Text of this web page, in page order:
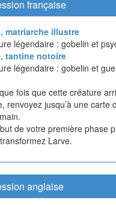
française
matriarche illustre
légendaire : gobelin et
tantine notoire
légendaire : gobelin et
fois que cette créature
renvoyez jusqu’à une
de votre première phase
Larve.
anglaise